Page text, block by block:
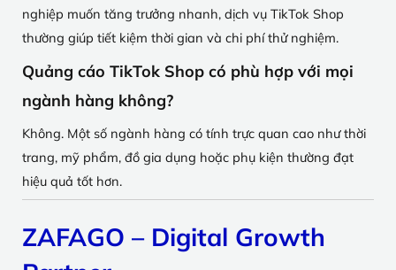
nghiệp muốn tăng trưởng nhanh, dịch vụ TikTok Shop
thường giúp tiết kiệm thời gian và chi phí thử nghiệm.
Quảng cáo TikTok Shop có phù hợp với mọi
ngành hàng không?
Không. Một số ngành hàng có tính trực quan cao như thời
trang, mỹ phẩm, đồ gia dụng hoặc phụ kiện thường đạt
hiệu quả tốt hơn.
ZAFAGO – Digital Growth